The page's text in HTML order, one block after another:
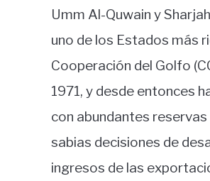
Umm Al-Quwain y
uno de los Estados más
Cooperación del Golfo
1971, y desde entonces
con abundantes
sabias decisiones de
ingresos de las